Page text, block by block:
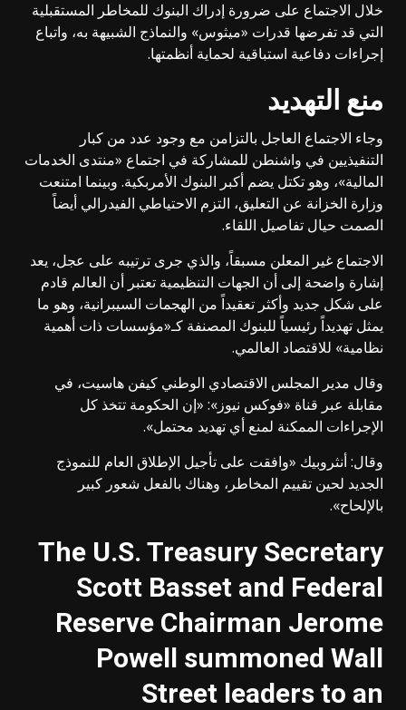
خلال الاجتماع على ضرورة إدراك البنوك للمخاطر المستقبلية
التي قد تفرضها قدرات «ميثوس» والنماذج الشبيهة به، واتباع
إجراءات دفاعية استباقية لحماية أنظمتها.
منع التهديد
وجاء الاجتماع العاجل بالتزامن مع وجود عدد من كبار
التنفيذيين في واشنطن للمشاركة في اجتماع «منتدى الخدمات
المالية»، وهو تكتل يضم أكبر البنوك الأمربكية. وبينما امتنعت
وزارة الخزانة عن التعليق، التزم الاحتياطي الفيدرالي أيضاً
الصمت حيال تفاصيل اللقاء.
الاجتماع غير المعلن مسبقاً، والذي جرى ترتيبه على عجل، يعد
إشارة واضحة إلى أن الجهات التنظيمية تعتبر أن العالم قادم
على شكل جديد وأكثر تعقيداً من الهجمات السيبرانية، وهو ما
يمثل تهديداً رئيسياً للبنوك المصنفة كـ«مؤسسات ذات أهمية
نظامية» للاقتصاد العالمي.
وقال مدير المجلس الاقتصادي الوطني كيفن هاسيت، في
مقابلة عبر قناة «فوكس نيوز»: «إن الحكومة تتخذ كل
الإجراءات الممكنة لمنع أي تهديد محتمل».
وقال: أنثروبيك «وافقت على تأجيل الإطلاق العام للنموذج
الجديد لحين تقييم المخاطر، وهناك بالفعل شعور كبير
بالإلحاح».
The U.S. Treasury Secretary
Scott Basset and Federal
Reserve Chairman Jerome
Powell summoned Wall
Street leaders to an